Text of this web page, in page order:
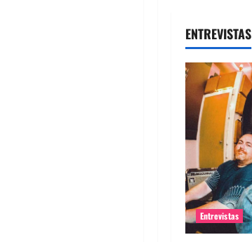
ENTREVISTAS
Entrevistas